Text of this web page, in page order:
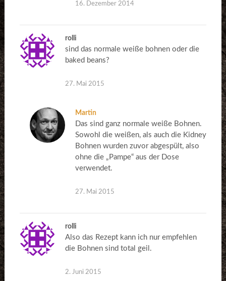
16. Dezember 2014
rolli
sind das normale weiße bohnen oder die
baked beans?
27. Mai 2015
Martin
Das sind ganz normale weiße Bohnen.
Sowohl die weißen, als auch die Kidney
Bohnen wurden zuvor abgespült, also
ohne die „Pampe“ aus der Dose
verwendet.
27. Mai 2015
rolli
Also das Rezept kann ich nur empfehlen
die Bohnen sind total geil.
2. Juni 2015